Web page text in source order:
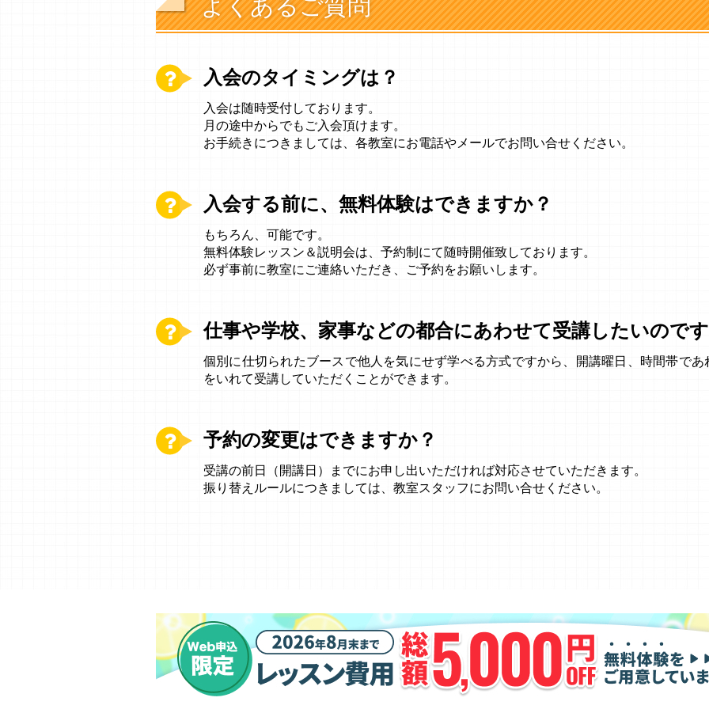
よくあるご質問
入会のタイミングは？
入会は随時受付しております。
月の途中からでもご入会頂けます。
お手続きにつきましては、各教室にお電話やメールでお問い合せください。
入会する前に、無料体験はできますか？
もちろん、可能です。
無料体験レッスン＆説明会は、予約制にて随時開催致しております。
必ず事前に教室にご連絡いただき、ご予約をお願いします。
仕事や学校、家事などの都合にあわせて受講したいので
個別に仕切られたブースで他人を気にせず学べる方式ですから、開講曜日、時間帯で
をいれて受講していただくことができます。
予約の変更はできますか？
受講の前日（開講日）までにお申し出いただければ対応させていただきます。
振り替えルールにつきましては、教室スタッフにお問い合せください。